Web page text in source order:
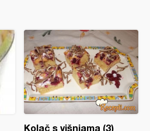
Kolač s višnjama (3)